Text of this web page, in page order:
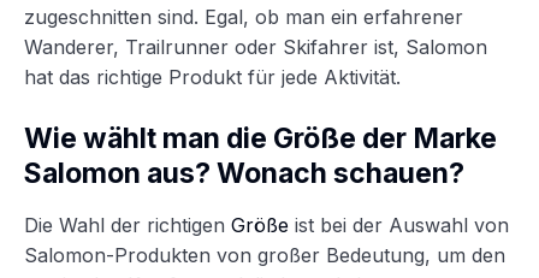
zugeschnitten sind. Egal, ob man ein erfahrener
Wanderer, Trailrunner oder Skifahrer ist, Salomon
hat das richtige Produkt für jede Aktivität.
Wie wählt man die Größe der Marke
Salomon aus? Wonach schauen?
Die Wahl der richtigen Größe ist bei der Auswahl von
Salomon-Produkten von großer Bedeutung, um den